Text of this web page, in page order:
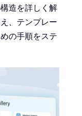
造を詳しく解
、テンプレー
の手順をステ